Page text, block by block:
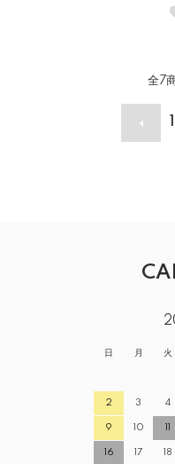
全7
日 月 火
2 3 4
9 10 11
16 17 18